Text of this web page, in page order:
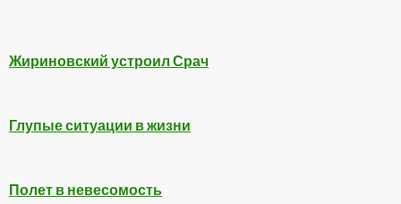
Жириновский устроил Срач
Глупые ситуации в жизни
Полет в невесомость